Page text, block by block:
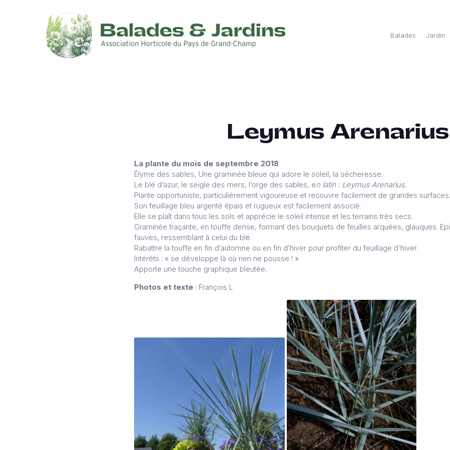
Balades Jardin
Leymus Arenarius
La plante du mois de septembre 2018
Élyme des sables, Une graminée bleue qui adore le soleil, la sécheresse.
Le blé d’azur, le seigle des mers, l’orge des sables, en latin : Leymus Arenarius.
Plante opportuniste, particulièrement vigoureuse et recouvre facilement de grandes surfaces.
Son feuillage bleu argenté épais et rugueux est facilement associé.
Elle se plaît dans tous les sols et apprécie le soleil intense et les terrains très secs.
Graminée traçante, en touffe dense, formant des bouquets de feuilles arquées, glauques.
fauves, ressemblant à celui du blé.
Rabattre la touffe en fin d’automne ou en fin d’hiver pour profiter du feuillage d’hiver.
Intérêts : « se développe là où rien ne pousse ! »
Apporte une touche graphique bleutée.
Photos et texte : François L